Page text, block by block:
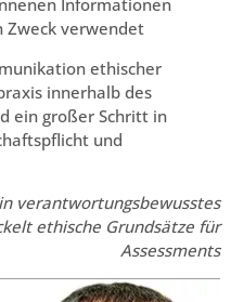
Zweck verwendet
ethischer
innerhalb des
ein großer Schritt in
und
verantwortungsbewusstes
ethische Grundsätze für
Assessments